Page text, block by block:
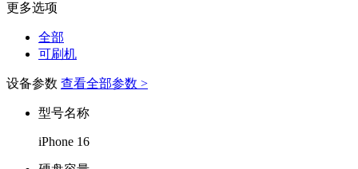
更多选项
全部
可刷机
设备参数 查看全部参数 >
型号名称
iPhone 16